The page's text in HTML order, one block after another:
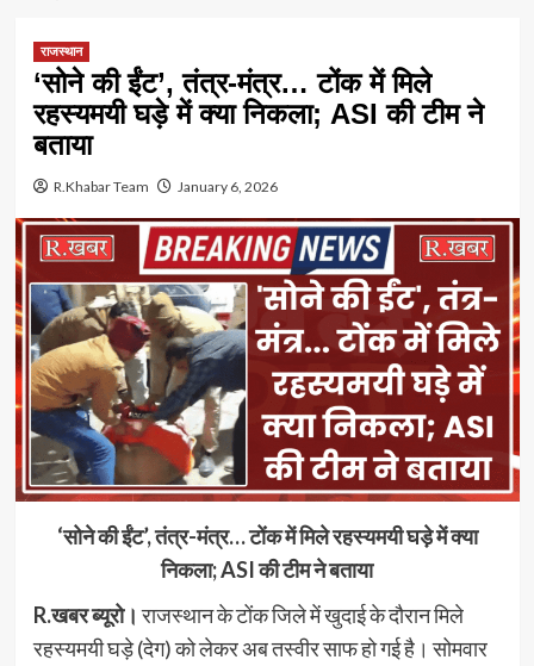
राजस्थान
‘सोने की ईंट’, तंत्र-मंत्र… टोंक में मिले
रहस्यमयी घड़े में क्या निकला; ASI की टीम ने
बताया
R.Khabar Team January 6, 2026
‘सोने की ईंट’, तंत्र-मंत्र… टोंक में मिले रहस्यमयी घड़े में क्या
निकला; ASI की टीम ने बताया
R.खबर ब्यूरो। राजस्थान के टोंक जिले में खुदाई के दौरान मिले
रहस्यमयी घड़े (देग) को लेकर अब तस्वीर साफ हो गई है। सोमवार